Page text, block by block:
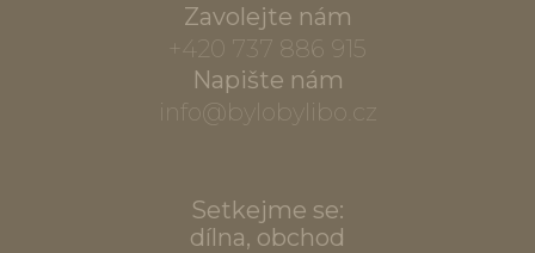
Zavolejte nám
+420 737 886 915
Napište nám
info@bylobylibo.cz
Setkejme se:
dílna, obchod